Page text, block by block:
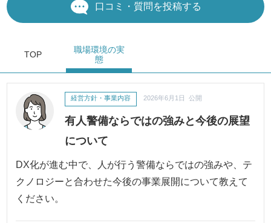
口コミ・質問を投稿する
TOP
職場環境の実
態
有人警備ならではの強みと今後の展望
について
経営方針・事業内容 2026年6月1日 公開
DX化が進む中で、人が行う警備ならではの強みや、テ
クノロジーと合わせた今後の事業展開について教えて
ください。